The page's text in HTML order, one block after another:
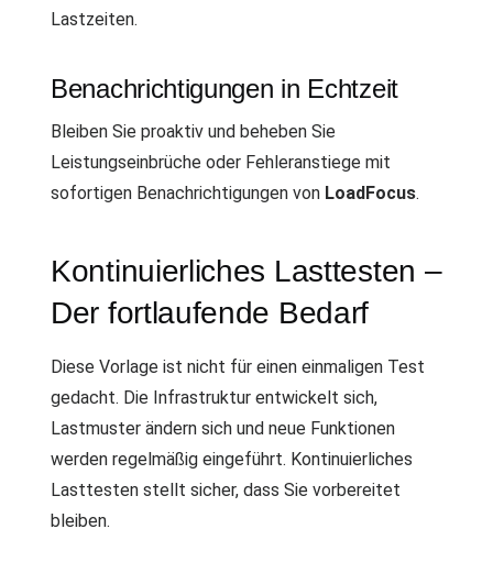
Lastzeiten.
Benachrichtigungen in Echtzeit
Bleiben Sie proaktiv und beheben Sie
Leistungseinbrüche oder Fehleranstiege mit
sofortigen Benachrichtigungen von LoadFocus.
Kontinuierliches Lasttesten –
Der fortlaufende Bedarf
Diese Vorlage ist nicht für einen einmaligen Test
gedacht. Die Infrastruktur entwickelt sich,
Lastmuster ändern sich und neue Funktionen
werden regelmäßig eingeführt. Kontinuierliches
Lasttesten stellt sicher, dass Sie vorbereitet
bleiben.